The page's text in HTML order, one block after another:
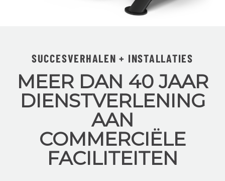
SUCCESVERHALEN + INSTALLATIES
MEER DAN 40 JAAR
DIENSTVERLENING
AAN
COMMERCIËLE
FACILITEITEN